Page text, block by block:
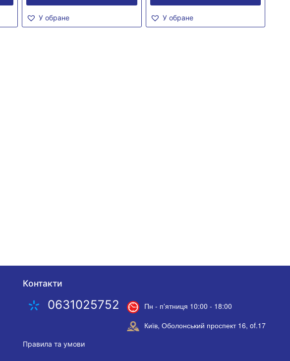
У обране У обране
Контакти
0631025752
Пн - п'ятниця 10:00 - 18:00
Київ, Оболонський проспект 16, of.17
Правила та умови